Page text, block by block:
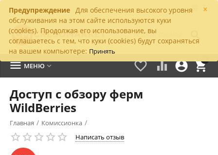
×
Предупреждение Для обеспечения высокого уровня
обслуживания на этом сайте используются куки
(cookies). Продолжая его использование, вы
соглашаетесь с тем, что куки (cookies) будут сохраняться
на вашем компьютере: Принять


 
 МЕНЮ 
Доступ с обзору ферм
WildBerries
Главная / Комиссионка /
Написать отзыв
СКИДКА
50%